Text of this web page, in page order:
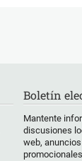
Boletín
Mantente
discusiones
web,